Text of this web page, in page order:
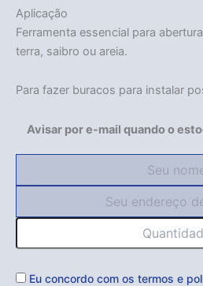
Aplicação
Ferramenta essencial para
terra, saibro ou areia.
Para fazer buracos para instalar
Avisar por e-mail quando o
Eu concordo com os termos e